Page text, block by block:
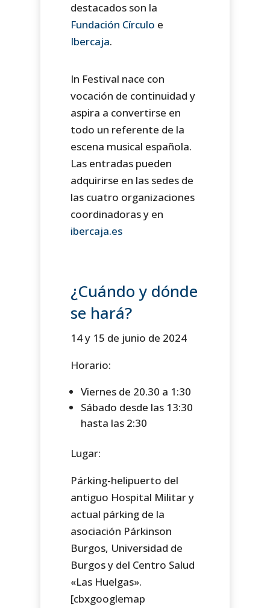
destacados son la
Fundación Círculo e
Ibercaja.
In Festival nace con
vocación de continuidad y
aspira a convertirse en
todo un referente de la
escena musical española.
Las entradas pueden
adquirirse en las sedes de
las cuatro organizaciones
coordinadoras y en
ibercaja.es
¿Cuándo y dónde
se hará?
14 y 15 de junio de 2024
Horario:
Viernes de 20.30 a 1:30
Sábado desde las 13:30
hasta las 2:30
Lugar:
Párking-helipuerto del
antiguo Hospital Militar y
actual párking de la
asociación Párkinson
Burgos, Universidad de
Burgos y del Centro Salud
«Las Huelgas».
[cbxgooglemap